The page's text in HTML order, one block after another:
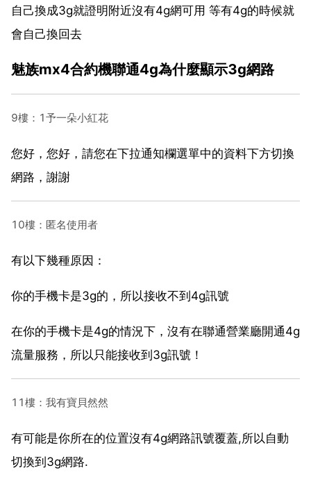
自己換成3g就證明附近沒有4g網可用 等有4g的時候就
會自己換回去
魅族mx4合約機聯通4g為什麼顯示3g網路
9樓：1予一朵小紅花
您好，您好，請您在下拉通知欄選單中的資料下方切換
網路，謝謝
10樓：匿名使用者
有以下幾種原因：
你的手機卡是3g的，所以接收不到4g訊號
在你的手機卡是4g的情況下，沒有在聯通營業廳開通4g
流量服務，所以只能接收到3g訊號！
11樓：我有寶貝然然
有可能是你所在的位置沒有4g網路訊號覆蓋,所以自動
切換到3g網路.